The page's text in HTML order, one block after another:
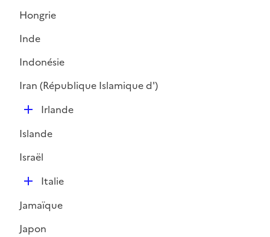
Hongrie
Inde
Indonésie
Iran (République Islamique d')
D
p
l
Irlande
Islande
Israël
D
p
l
Italie
Jamaïque
Japon